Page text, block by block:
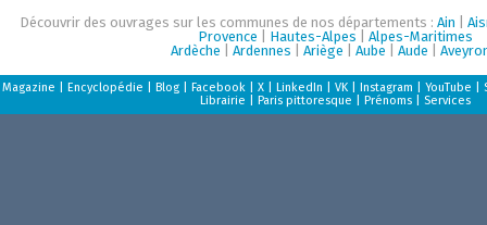
Découvrir des ouvrages sur les communes de nos départements : Ain
Provence
Hautes-Alpes
Alpes-Maritimes
Ardèche
Ardennes Ariège Aube Aude
Magazine Encyclopédie Blog| Facebook| X| LinkedIn VK| Instagram YouTube
Librairie
Paris pittoresque Prénoms| Services